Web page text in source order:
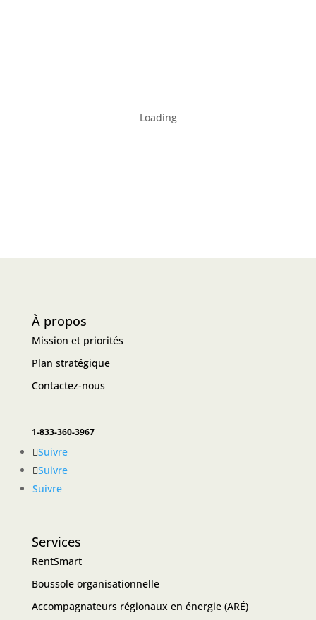
Loading
À propos
Mission et priorités
Plan stratégique
Contactez-nous
1-833-360-3967
Suivre
Suivre
Suivre
Services
RentSmart
Boussole organisationnelle
Accompagnateurs régionaux en énergie (ARÉ)